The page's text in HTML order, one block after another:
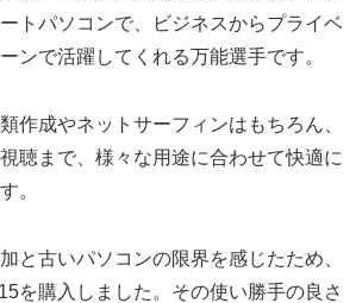
トパソコンで、ビジネスからプライベ
ンで活躍してくれる万能選手です。
作成やネットサーフィンはもちろん、
聴まで、様々な用途に合わせて快適に
。
と古いパソコンの限界を感じたため、
を購入しました。その使い勝手の良さ